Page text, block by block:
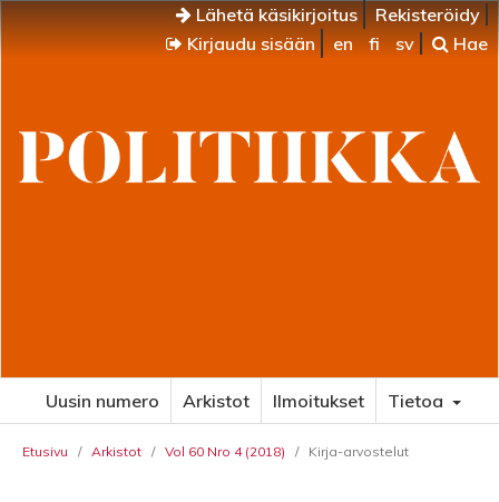
Lähetä käsikirjoitus
Rekisteröidy
Kirjaudu sisään
en fi sv Hae
Uusin numero Arkistot Ilmoitukset Tietoa
Etusivu / Arkistot / Vol 60 Nro 4 (2018) / Kirja-arvostelut